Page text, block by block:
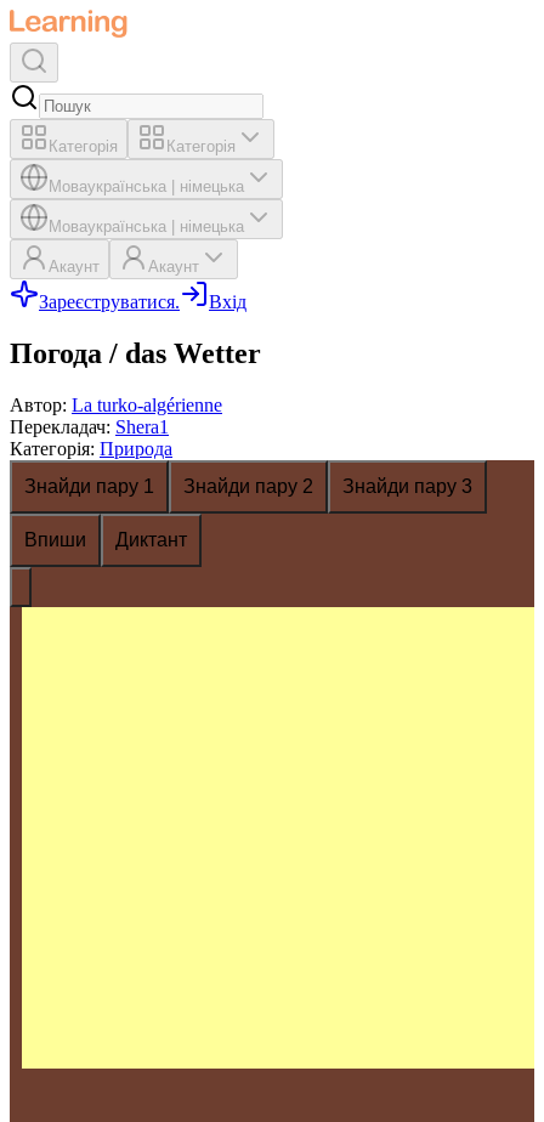
Категорія Категорія
Моваукраїнська німецька
Моваукраїнська німецька
Акаунт Акаунт
Зареєструватися. Вхід
Погода / das Wetter
Автор: La turko-algérienne
Перекладач: Shera1
Категорія: Природа
Знайди пару 1
Знайди пару 2 Знайди пару 3
Впиши Диктант